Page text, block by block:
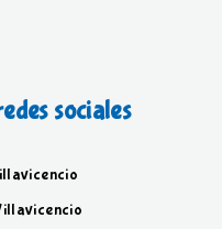
sociales